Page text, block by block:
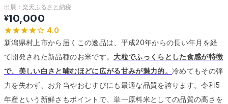
出展： 楽天ふるさと納税
¥10,000
4.0
新潟県村上市から届くこの逸品は、平成20年からの長い年月を経
て開発された新品種のお米です。 大粒でふっくらとした食感が特徴
で、美しい白さと噛むほどに広がる甘みが魅力的。冷めてもその弾
力を失わず、お弁当やおむすびにも最適な品質を誇ります。令和5
年産という新鮮さもポイントで、単一原料米としての品質の高さを